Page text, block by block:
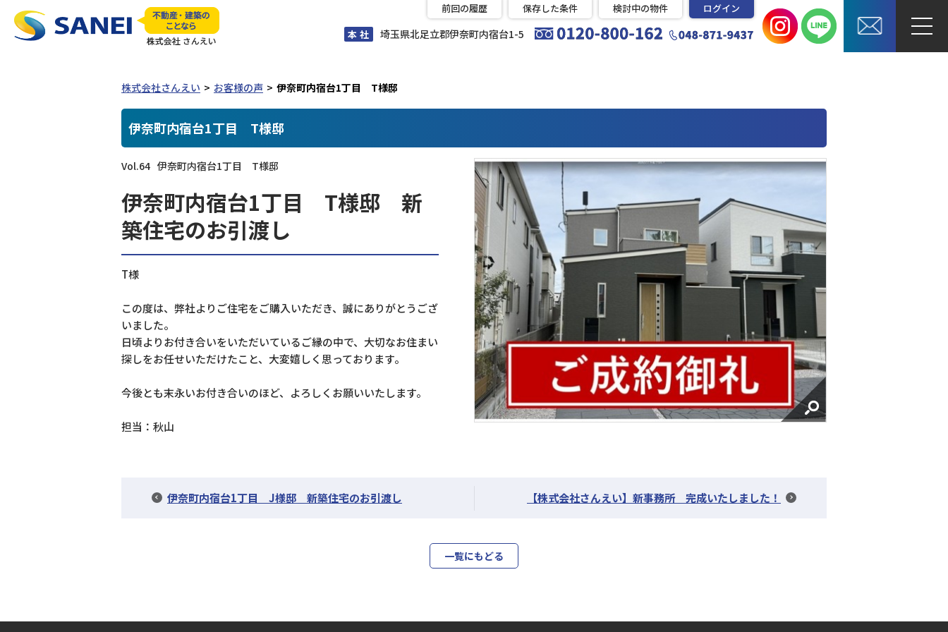
本 社 埼玉県北足立郡伊奈町内宿台1-5
前回の履歴 保存した条件 検討中の物件 ログイン
株式会社さんえい お客様の声 伊奈町内宿台1丁目 T様邸
伊奈町内宿台1丁目 T様邸
Vol.64 伊奈町内宿台1丁目 T様邸
伊奈町内宿台1丁目 T様邸 新
築住宅のお引渡し
T様
この度は、弊社よりご住宅をご購入いただき、誠にありがとうござ
いました。
日頃よりお付き合いをいただいているご縁の中で、大切なお住まい
探しをお任せいただけたこと、大変嬉しく思っております。
今後とも末永いお付き合いのほど、よろしくお願いいたします。
担当：秋山
伊奈町内宿台1丁目 J様邸 新築住宅のお引渡し 【株式会社さんえい】新事務所 完成いたしました！
一覧にもどる